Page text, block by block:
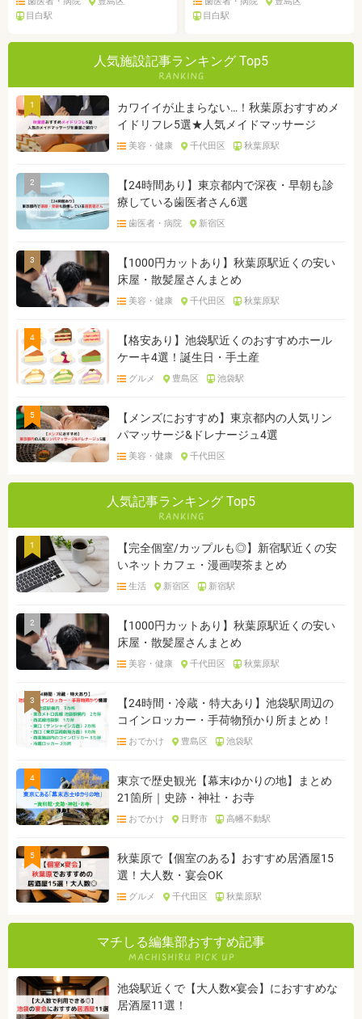
目白駅
目白駅
人気施設記事ランキング Top5
1
カワイイが止まらない…！秋葉原おすすめメ
イドリフレ5選★人気メイドマッサージ
美容・健康 千代田区 秋葉原駅
2
【24時間あり】東京都内で深夜・早朝も診
療している歯医者さん6選
歯医者・病院 新宿区
3
【1000円カットあり】秋葉原駅近くの安い
床屋・散髪屋さんまとめ
美容・健康 千代田区 秋葉原駅
4
【格安あり】池袋駅近くのおすすめホール
ケーキ4選！誕生日・手土産
グルメ 豊島区 池袋駅
5
【メンズにおすすめ】東京都内の人気リン
パマッサージ&ドレナージュ4選
美容・健康 千代田区
人気記事ランキング Top5
1
【完全個室/カップルも◎】新宿駅近くの安
いネットカフェ・漫画喫茶まとめ
生活 新宿区 新宿駅
2
【1000円カットあり】秋葉原駅近くの安い
床屋・散髪屋さんまとめ
美容・健康 千代田区 秋葉原駅
3
【24時間・冷蔵・特大あり】池袋駅周辺の
コインロッカー・手荷物預かり所まとめ！
おでかけ 豊島区 池袋駅
4
東京で歴史観光【幕末ゆかりの地】まとめ
21箇所｜史跡・神社・お寺
おでかけ 日野市 高幡不動駅
5
秋葉原で【個室のある】おすすめ居酒屋15
選！大人数・宴会OK
グルメ 千代田区 秋葉原駅
マチしる編集部おすすめ記事
池袋駅近くで【大人数×宴会】におすすめな
居酒屋11選！